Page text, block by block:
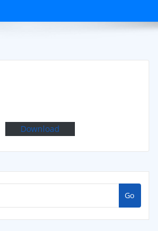
Download
Go